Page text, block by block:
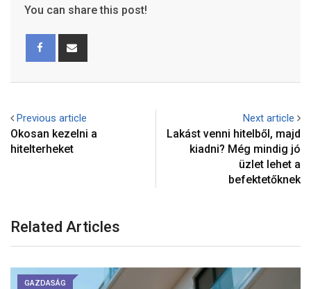
You can share this post!
Previous article
Okosan kezelni a
hitelterheket
Next article
Lakást venni hitelből, majd
kiadni? Még mindig jó
üzlet lehet a
befektetőknek
Related Articles
GAZDASÁG